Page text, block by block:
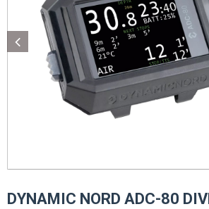
DYNAMIC NORD ADC-80